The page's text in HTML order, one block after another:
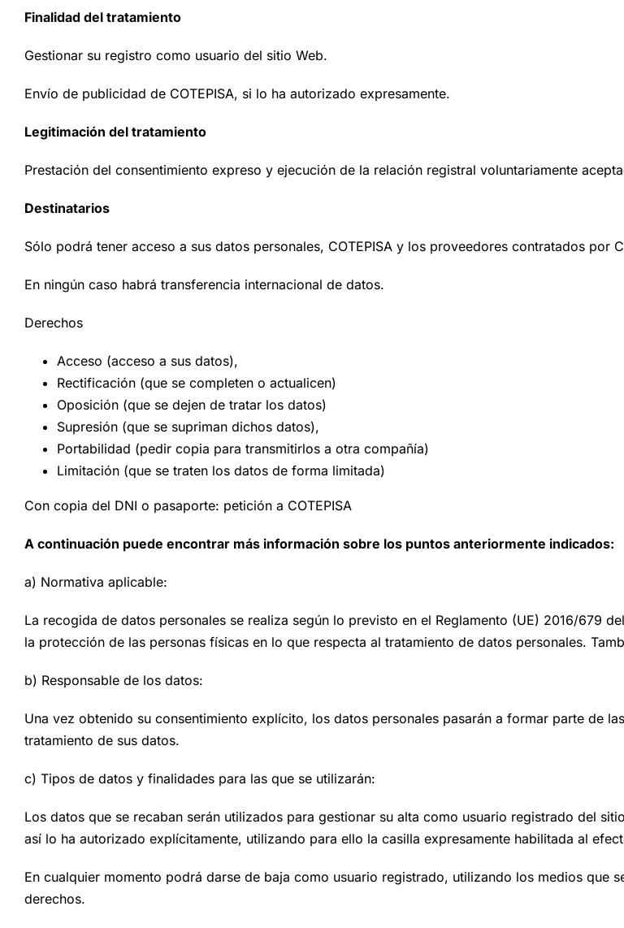
Finalidad del tratamiento
Gestionar su registro como usuario del sitio Web.
Envío de publicidad de COTEPISA, si lo ha autorizado expresamente.
Legitimación del tratamiento
Prestación del consentimiento expreso y ejecución de la relación registral voluntariamente
Destinatarios
Sólo podrá tener acceso a sus datos personales, COTEPISA y los proveedores contratados por
En ningún caso habrá transferencia internacional de datos.
Derechos
Acceso (acceso a sus datos),
Rectificación (que se completen o actualicen)
Oposición (que se dejen de tratar los datos)
Supresión (que se supriman dichos datos),
Portabilidad (pedir copia para transmitirlos a otra compañía)
Limitación (que se traten los datos de forma limitada)
Con copia del DNI o pasaporte: petición a COTEPISA
A continuación puede encontrar más información sobre los puntos anteriormente indicados:
a) Normativa aplicable:
La recogida de datos personales se realiza según lo previsto en el Reglamento (UE) 2016/679
la protección de las personas físicas en lo que respecta al tratamiento de datos personales.
b) Responsable de los datos:
Una vez obtenido su consentimiento explícito, los datos personales pasarán a formar parte de
tratamiento de sus datos.
c) Tipos de datos y finalidades para las que se utilizarán:
Los datos que se recaban serán utilizados para gestionar su alta como usuario registrado del
así lo ha autorizado explícitamente, utilizando para ello la casilla expresamente habilitada al
En cualquier momento podrá darse de baja como usuario registrado, utilizando los medios que
derechos.